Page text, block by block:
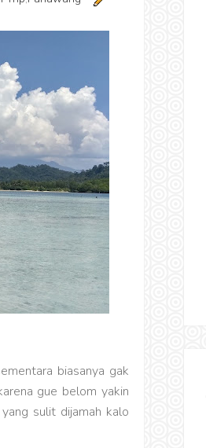
biasanya gak
gue belom yakin
sulit dijamah kalo